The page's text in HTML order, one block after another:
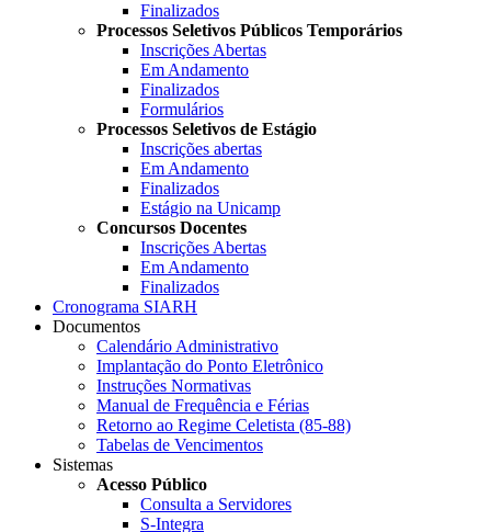
Finalizados
Processos Seletivos Públicos Temporários
Inscrições Abertas
Em Andamento
Finalizados
Formulários
Processos Seletivos de Estágio
Inscrições abertas
Em Andamento
Finalizados
Estágio na Unicamp
Concursos Docentes
Inscrições Abertas
Em Andamento
Finalizados
Cronograma SIARH
Documentos
Calendário Administrativo
Implantação do Ponto Eletrônico
Instruções Normativas
Manual de Frequência e Férias
Retorno ao Regime Celetista (85-88)
Tabelas de Vencimentos
Sistemas
Acesso Público
Consulta a Servidores
S-Integra